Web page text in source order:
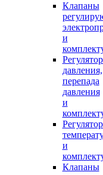
Клапаны
и
давления,
перепада
давления
и
и
Клапаны